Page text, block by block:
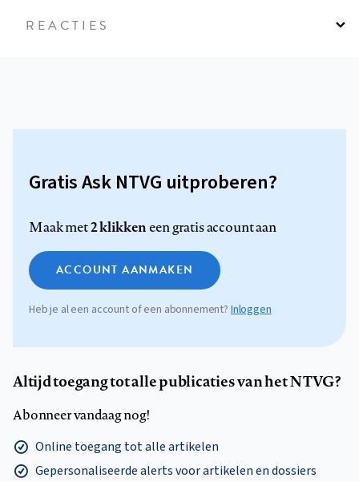
REACTIES
Gratis Ask NTVG uitproberen?
Maak met2 klikkeneen gratis account aan
ACCOUNT AANMAKEN
Heb je al een account of een abonnement?Inloggen
Altijd toegang tot alle publicaties van het NTVG?
Abonneer vandaag nog!
Online toegang tot alle artikelen
Gepersonaliseerde alerts voor artikelen en dossiers